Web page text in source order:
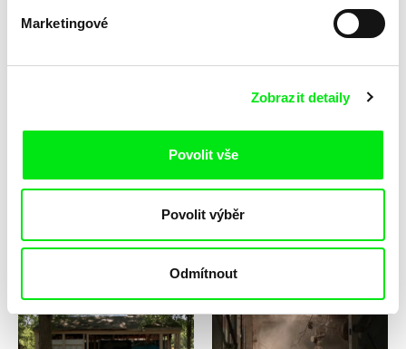
Marketingové
Zobrazit detaily
Povolit vše
Povolit výběr
Odmítnout
Sylvain L'Espérance Jakub Prašivka
Emma Davie, Peter Mettler
Stát se zvířetem state-theatre #1-3